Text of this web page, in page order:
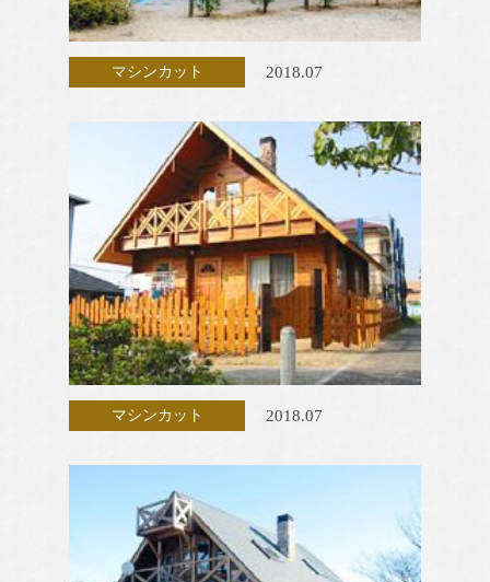
マシンカット 2018.07
マシンカット 2018.07